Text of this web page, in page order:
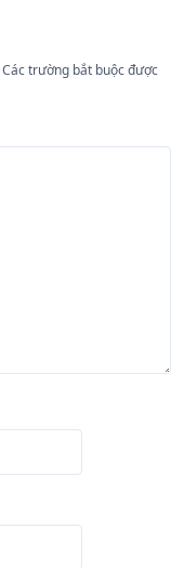
Các trường bắt buộc được